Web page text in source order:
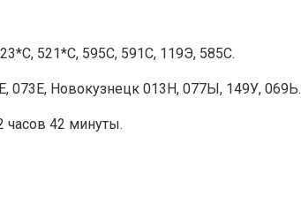
521*С, 595С, 591С, 119Э, 585С.
073Е, Новокузнецк 013Н, 077Ы, 149У, 069Ь.
часов 42 минуты.